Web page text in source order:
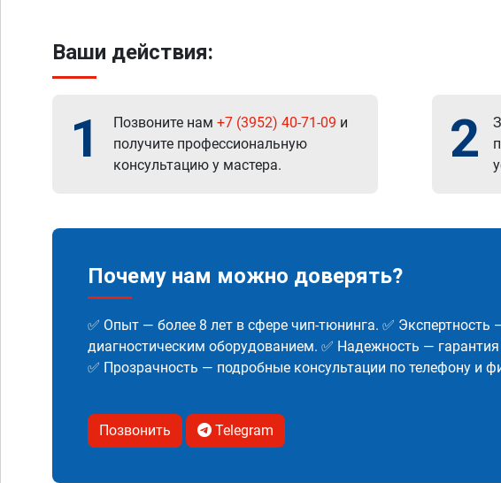
Ваши действия:
1 Позвоните нам +7 (3952) 40-71-09 и
получите профессиональную
консультацию у мастера.
2
Почему нам можно доверять?
✅ Опыт — более 8 лет в сфере чип-тюнинга. ✅
диагностическим оборудованием. ✅ Надежность —
✅ Прозрачность — подробные консультации по телефону и
Позвонить Telegram